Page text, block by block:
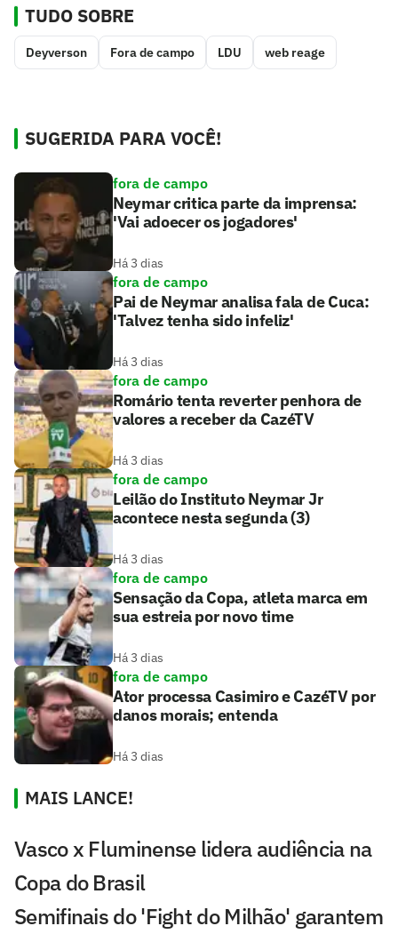
TUDO SOBRE
Deyverson Fora de campo LDU web reage
SUGERIDA PARA VOCÊ!
fora de campo
Neymar critica parte da imprensa:
'Vai adoecer os jogadores'
Há 3 dias
fora de campo
Pai de Neymar analisa fala de Cuca:
'Talvez tenha sido infeliz'
Há 3 dias
fora de campo
Romário tenta reverter penhora de
valores a receber da CazéTV
Há 3 dias
fora de campo
Leilão do Instituto Neymar Jr
acontece nesta segunda (3)
Há 3 dias
fora de campo
Sensação da Copa, atleta marca em
sua estreia por novo time
Há 3 dias
fora de campo
Ator processa Casimiro e CazéTV por
danos morais; entenda
Há 3 dias
MAIS LANCE!
Vasco x Fluminense lidera audiência na
Copa do Brasil
Semifinais do 'Fight do Milhão' garantem